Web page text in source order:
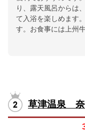
り、露天風呂からは
て入浴を楽しめます
す。お食事には上州
草津温泉 奈